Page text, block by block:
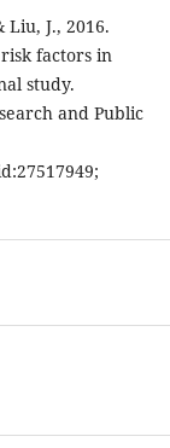
Liu, J., 2016.
factors in
study.
and Public